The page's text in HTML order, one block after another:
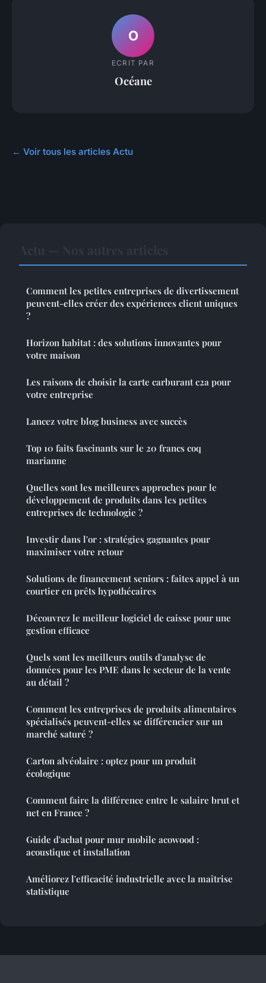
O
ECRIT PAR
Océane
← Voir tous les articles Actu
Comment les petites entreprises de divertissement
peuvent-elles créer des expériences client uniques
?
Horizon habitat : des solutions innovantes pour
votre maison
Les raisons de choisir la carte carburant c2a pour
votre entreprise
Lancez votre blog business avec succès
Top 10 faits fascinants sur le 20 francs coq
marianne
Quelles sont les meilleures approches pour le
développement de produits dans les petites
entreprises de technologie ?
Investir dans l'or : stratégies gagnantes pour
maximiser votre retour
Solutions de financement seniors : faites appel à un
courtier en prêts hypothécaires
Découvrez le meilleur logiciel de caisse pour une
gestion efficace
Quels sont les meilleurs outils d'analyse de
données pour les PME dans le secteur de la vente
au détail ?
Comment les entreprises de produits alimentaires
spécialisés peuvent-elles se différencier sur un
marché saturé ?
Carton alvéolaire : optez pour un produit
écologique
Comment faire la différence entre le salaire brut et
net en France ?
Guide d'achat pour mur mobile acowood :
acoustique et installation
Améliorez l'efficacité industrielle avec la maîtrise
statistique